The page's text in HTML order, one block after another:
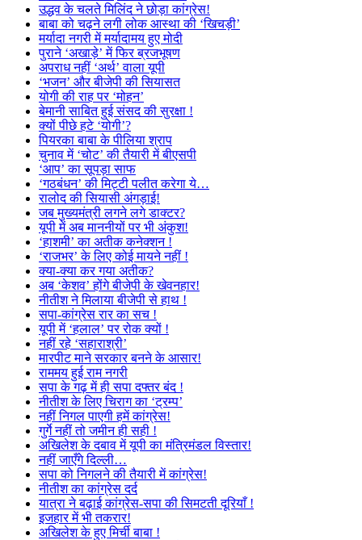
उद्धव के चलते मिलिंद ने छोड़ा कांग्रेस!
बाबा को चढ़ने लगी लोक आस्था की ‘खिचड़ी’
मर्यादा नगरी में मर्यादामय हुए मोदी
पुराने ‘अखाड़े’ में फिर ब्रजभूषण
अपराध नहीं ‘अर्थ’ वाला यूपी
‘भजन’ और बीजेपी की सियासत
योगी की राह पर ‘मोहन’
बेमानी साबित हुई संसद की सुरक्षा !
क्यों पीछे हटे ‘योगी’?
पियरका बाबा के पीलिया श्राप
चुनाव में ‘चोट’ की तैयारी में बीएसपी
‘आप’ का सूपड़ा साफ
‘गठबंधन’ की मिट्टी पलीत करेगा ये…
रालोद की सियासी अंगड़ाई!
जब मुख्यमंत्री लगने लगे डाक्टर?
यूपी में अब माननीयों पर भी अंकुश!
‘हाशमी’ का अतीक कनेक्शन !
‘राजभर’ के लिए कोई मायने नहीं !
क्या-क्या कर गया अतीक?
अब ‘केशव’ होंगे बीजेपी के खेवनहार!
नीतीश ने मिलाया बीजेपी से हाथ !
सपा-कांग्रेस रार का सच !
यूपी में ‘हलाल’ पर रोक क्यों !
नहीं रहे ‘सहाराश्री’
मारपीट माने सरकार बनने के आसार!
राममय हुई राम नगरी
सपा के गढ़ में ही सपा दफ्तर बंद !
नीतीश के लिए चिराग का ‘ट्रम्प’
नहीं निगल पाएगी हमें कांग्रेस!
गुर्गे नहीं तो जमीन ही सही !
अखिलेश के दबाव में यूपी का मंत्रिमंडल विस्तार!
नहीं जाएँगे दिल्ली…
सपा को निगलने की तैयारी में कांग्रेस!
नीतीश का कांग्रेस दर्द
यात्रा ने बढ़ाई कांग्रेस-सपा की सिमटती दूरियाँ !
इजहार में भी तकरार!
अखिलेश के हुए मिर्ची बाबा !